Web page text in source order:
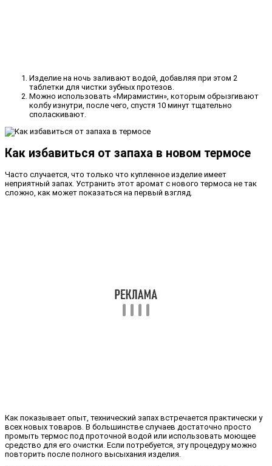
Изделие на ночь заливают водой, добавляя при этом 2
таблетки для чистки зубных протезов.
Можно использовать «Мирамистин», которым обрызгивают
колбу изнутри, после чего, спустя 10 минут тщательно
споласкивают.
Как избавиться от запаха в новом термосе
Часто случается, что только что купленное изделие имеет
неприятный запах. Устранить этот аромат с нового термоса не так
сложно, как может показаться на первый взгляд.
Как показывает опыт, технический запах встречается практически у
всех новых товаров. В большинстве случаев достаточно просто
промыть термос под проточной водой или использовать моющее
средство для его очистки. Если потребуется, эту процедуру можно
повторить после полного высыхания изделия.